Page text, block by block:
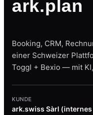
ark.plan
Booking, CRM,
einer Schweizer
Toggl + Bexio — mit
KUNDE
ark.swiss Sàrl